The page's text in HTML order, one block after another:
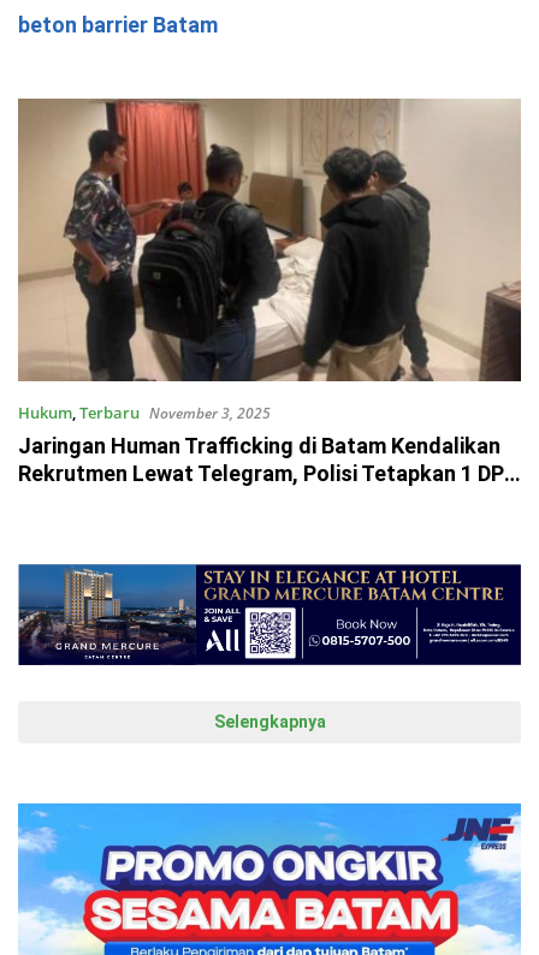
beton barrier Batam
Hukum,Terbaru November 3, 2025
Jaringan Human Trafficking di Batam Kendalikan
Rekrutmen Lewat Telegram, Polisi Tetapkan 1 DPO
Selengkapnya